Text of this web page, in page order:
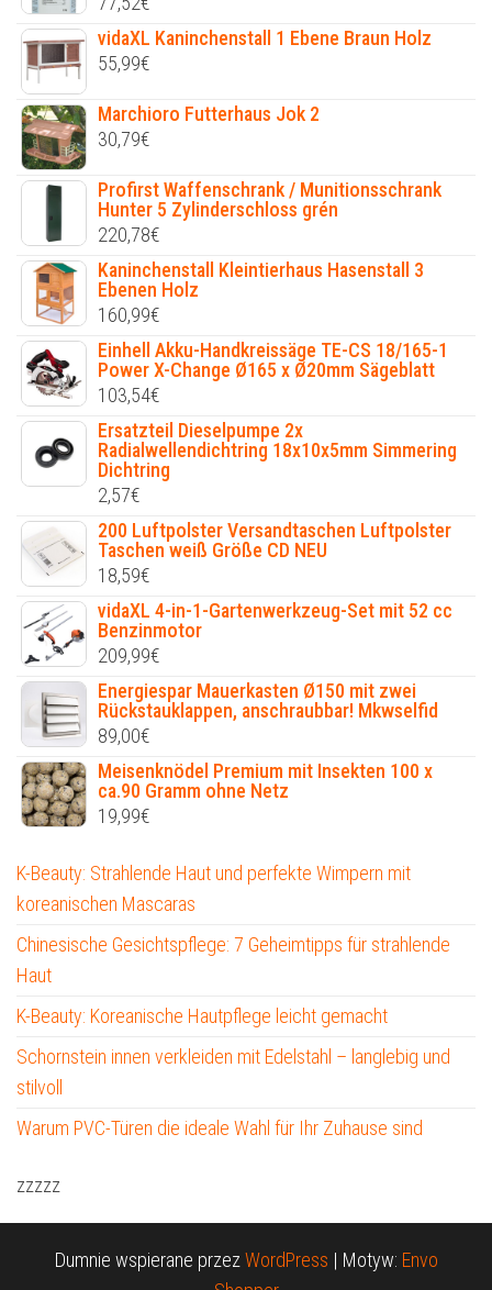
vidaXL Kaninchenstall 1 Ebene Braun Holz
55,99€
Marchioro Futterhaus Jok 2
30,79€
Profirst Waffenschrank / Munitionsschrank
Hunter 5 Zylinderschloss grén
220,78€
Kaninchenstall Kleintierhaus Hasenstall 3
Ebenen Holz
160,99€
Einhell Akku-Handkreissäge TE-CS 18/165-1
Power X-Change Ø165 x Ø20mm Sägeblatt
103,54€
Ersatzteil Dieselpumpe 2x
Radialwellendichtring 18x10x5mm Simmering
Dichtring
2,57€
200 Luftpolster Versandtaschen Luftpolster
Taschen weiß Größe CD NEU
18,59€
vidaXL 4-in-1-Gartenwerkzeug-Set mit 52 cc
Benzinmotor
209,99€
Energiespar Mauerkasten Ø150 mit zwei
Rückstauklappen, anschraubbar! Mkwselfid
89,00€
Meisenknödel Premium mit Insekten 100 x
ca.90 Gramm ohne Netz
19,99€
K-Beauty: Strahlende Haut und perfekte Wimpern mit
koreanischen Mascaras
Chinesische Gesichtspflege: 7 Geheimtipps für strahlende
Haut
K-Beauty: Koreanische Hautpflege leicht gemacht
Schornstein innen verkleiden mit Edelstahl – langlebig und
stilvoll
Warum PVC-Türen die ideale Wahl für Ihr Zuhause sind
zzzzz
Dumnie wspierane przezWordPress | Motyw: Envo